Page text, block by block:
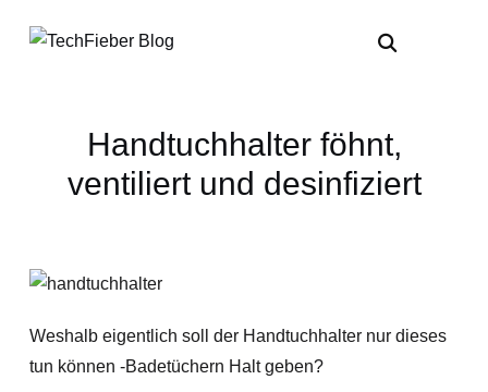
Handtuchhalter föhnt,
ventiliert und desinfiziert
Weshalb eigentlich soll der Handtuchhalter nur dieses
tun können -Badetüchern Halt geben?